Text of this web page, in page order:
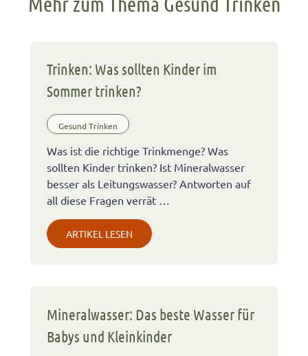
Trinken: Was sollten Kinder im
Sommer trinken?
Gesund Trinken
Was ist die richtige Trinkmenge? Was
sollten Kinder trinken? Ist Mineralwasser
besser als Leitungswasser? Antworten auf
all diese Fragen verrät …
ARTIKEL LESEN
Mineralwasser: Das beste Wasser für
Babys und Kleinkinder